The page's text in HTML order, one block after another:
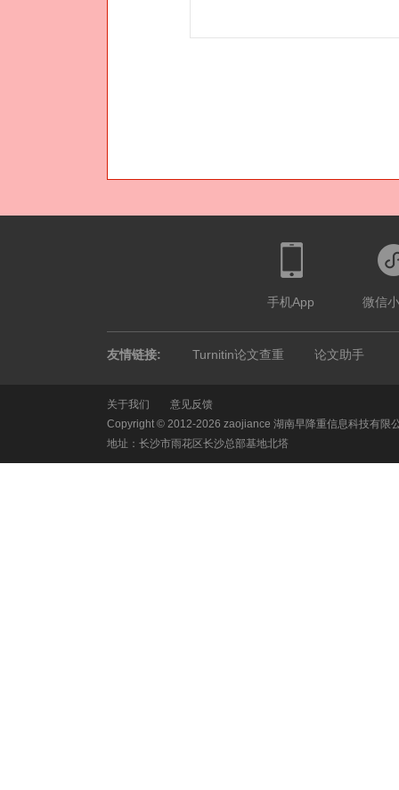
手机App 微信
友情链接: Turnitin论文查重 论文助手
关于我们
意见反馈
Copyright © 2012-2026 zaojiance 湖南早降重信息科技有限
地址：长沙市雨花区长沙总部基地北塔